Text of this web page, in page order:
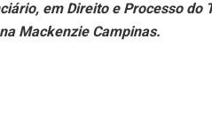
em Direito e Processo do
Mackenzie Campinas.